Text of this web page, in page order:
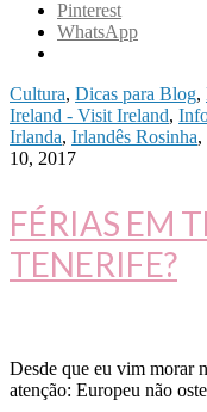
Pinterest
WhatsApp
Cultura, Dicas para Blog,
Ireland - Visit Ireland,
Irlanda, Irlandês Rosinha,
10, 2017
FÉRIAS EM
TENERIFE?
Desde que eu vim morar
atenção: Europeu não